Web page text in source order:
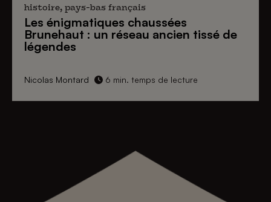
histoire, pays-bas français
Les énigmatiques chaussées
Brunehaut : un réseau ancien tissé de
légendes
Nicolas Montard 6 min. temps de lecture